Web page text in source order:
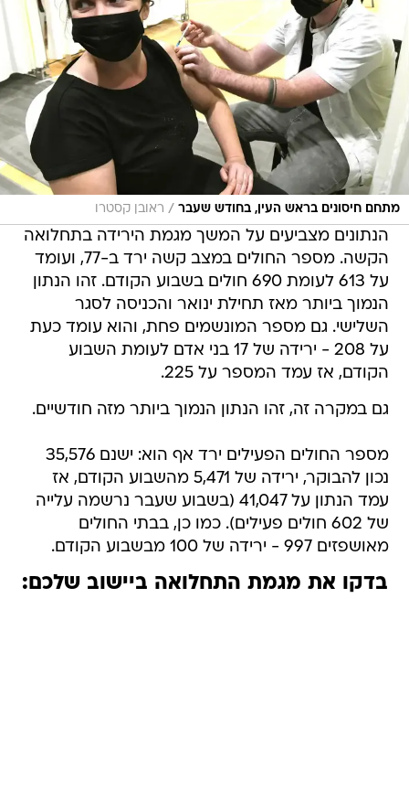
מתחם חיסונים בראש העין, בחודש שעבר / ראובן קסטרו
הנתונים מצביעים על המשך מגמת הירידה בתחלואה
הקשה. מספר החולים במצב קשה ירד ב-77, ועומד
על 613 לעומת 690 חולים בשבוע הקודם. זהו הנתון
הנמוך ביותר מאז תחילת ינואר והכניסה לסגר
השלישי. גם מספר המונשמים פחת, והוא עומד כעת
על 208 - ירידה של 17 בני אדם לעומת השבוע
הקודם, אז עמד המספר על 225.
גם במקרה זה, זהו הנתון הנמוך ביותר מזה חודשיים.
מספר החולים הפעילים ירד אף הוא: ישנם 35,576
נכון להבוקר, ירידה של 5,471 מהשבוע הקודם, אז
עמד הנתון על 41,047 (בשבוע שעבר נרשמה עלייה
של 602 חולים פעילים). כמו כן, בבתי החולים
מאושפזים 997 - ירידה של 100 מבשבוע הקודם.
בדקו את מגמת התחלואה ביישוב שלכם: